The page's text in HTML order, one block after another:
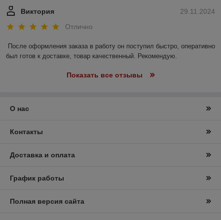
29.11.2024
Виктория
Отлично
После оформления заказа в работу он поступил быстро, оперативно
был готов к доставке, товар качественный. Рекомендую.
Показать все отзывы
О нас
Контакты
Доставка и оплата
График работы
Полная версия сайта